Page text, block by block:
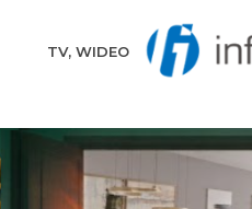
TV, WIDEO